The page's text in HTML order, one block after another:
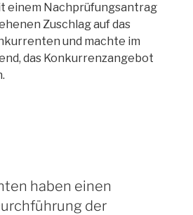
einem Nachprüfungsantrag
Zuschlag auf das
und machte im
das Konkurrenzangebot
haben einen
der